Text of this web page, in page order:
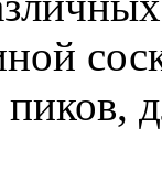
пиков,